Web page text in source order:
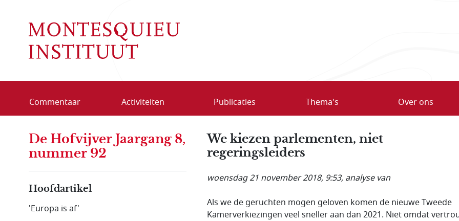
Commentaar Activiteiten Publicaties Thema's Over ons
We kiezen parlementen, niet
regeringsleiders
woensdag 21 november 2018, 9:53, analyse van
Als we de geruchten mogen geloven komen de nieuwe Tweede
Kamerverkiezingen veel sneller aan dan 2021. Niet omdat
De Hofvijver Jaargang 8,
nummer 92
Hoofdartikel
'Europa is af'